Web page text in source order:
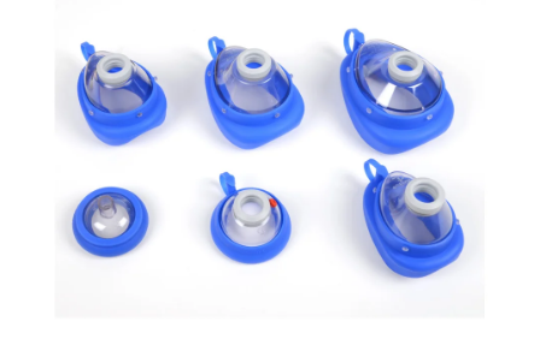
hvězdiček.